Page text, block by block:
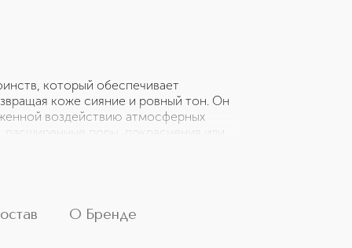
который обеспечивает
коже сияние и ровный тон. Он
воздействию атмосферных
расширенные поры, покраснения или
О Бренде